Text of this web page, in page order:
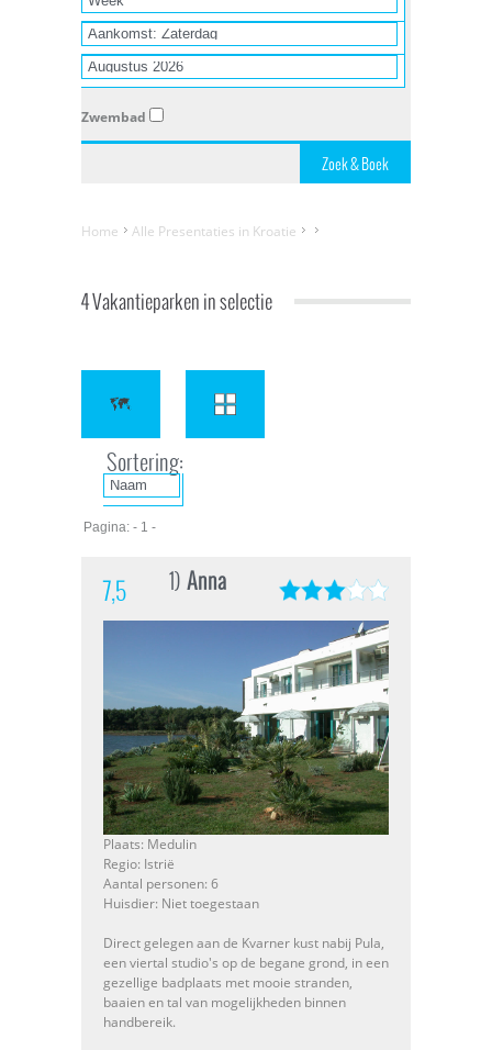
Zwembad
Home Alle Presentaties in Kroatie
4 Vakantieparken in selectie
Sortering:
Pagina: - 1 -
7,5 1) Anna
Plaats: Medulin
Regio: Istrië
Aantal personen: 6
Huisdier: Niet toegestaan
Direct gelegen aan de Kvarner kust nabij Pula,
een viertal studio's op de begane grond, in een
gezellige badplaats met mooie stranden,
baaien en tal van mogelijkheden binnen
handbereik.